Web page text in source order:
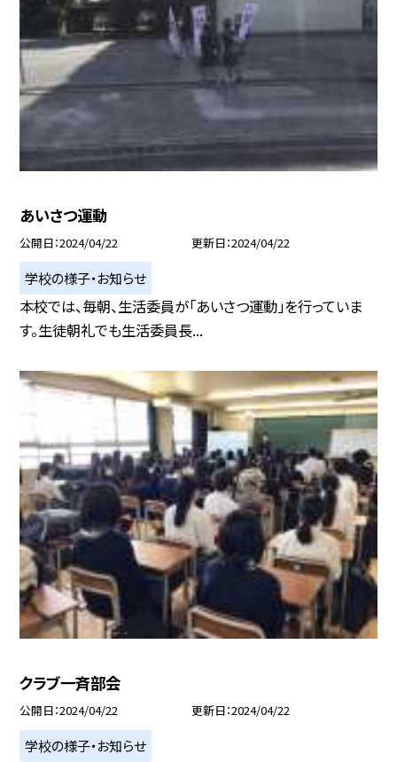
あいさつ運動
公開日 2024/04/22 更新日 2024/04/22
学校の様子・お知らせ
本校では、毎朝、生活委員が「あいさつ運動」を行っていま
す。生徒朝礼でも生活委員長...
クラブ一斉部会
公開日 2024/04/22 更新日 2024/04/22
学校の様子・お知らせ